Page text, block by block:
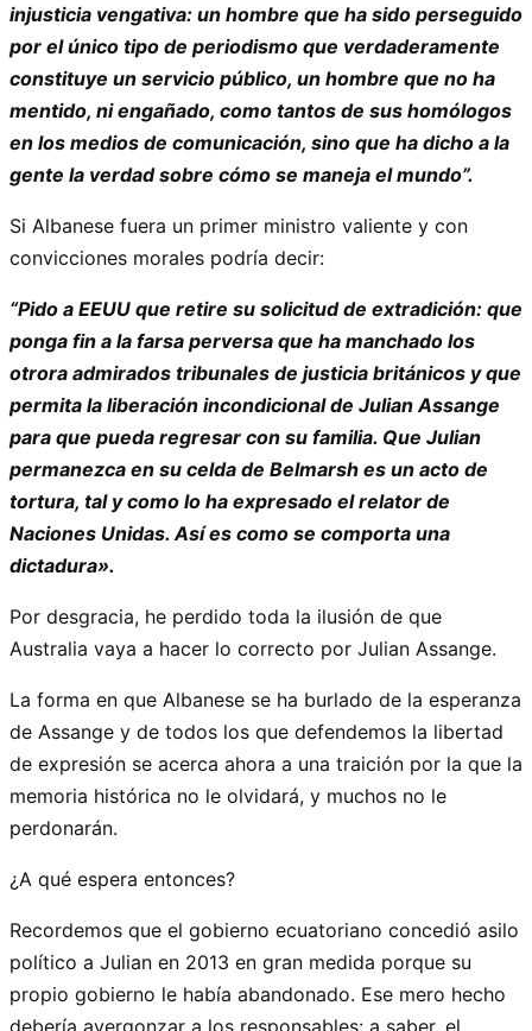
injusticia vengativa: un hombre que ha sido perseguido
por el único tipo de periodismo que verdaderamente
constituye un servicio público, un hombre que no ha
mentido, ni engañado, como tantos de sus homólogos
en los medios de comunicación, sino que ha dicho a la
gente la verdad sobre cómo se maneja el mundo”.
Si Albanese fuera un primer ministro valiente y con
convicciones morales podría decir:
“Pido a EEUU que retire su solicitud de extradición: que
ponga fin a la farsa perversa que ha manchado los
otrora admirados tribunales de justicia británicos y que
permita la liberación incondicional de Julian Assange
para que pueda regresar con su familia. Que Julian
permanezca en su celda de Belmarsh es un acto de
tortura, tal y como lo ha expresado el relator de
Naciones Unidas. Así es como se comporta una
dictadura».
Por desgracia, he perdido toda la ilusión de que
Australia vaya a hacer lo correcto por Julian Assange.
La forma en que Albanese se ha burlado de la esperanza
de Assange y de todos los que defendemos la libertad
de expresión se acerca ahora a una traición por la que la
memoria histórica no le olvidará, y muchos no le
perdonarán.
¿A qué espera entonces?
Recordemos que el gobierno ecuatoriano concedió asilo
político a Julian en 2013 en gran medida porque su
propio gobierno le había abandonado. Ese mero hecho
debería avergonzar a los responsables: a saber, el